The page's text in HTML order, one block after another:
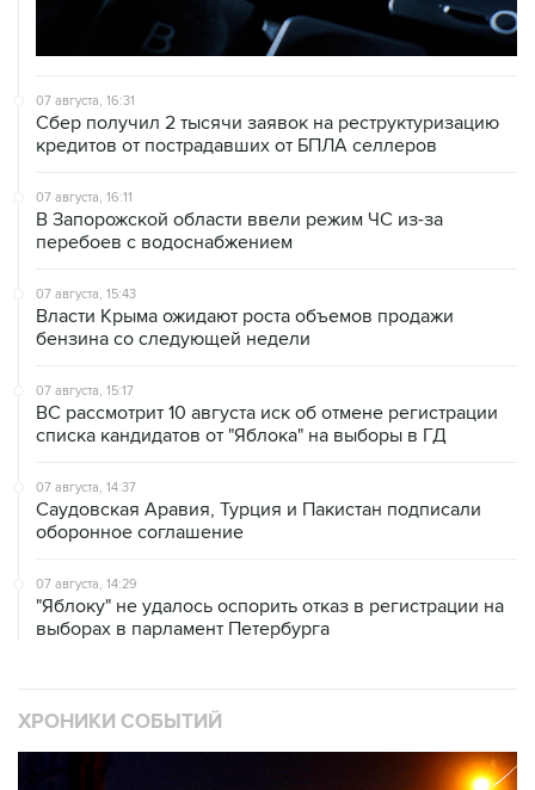
07 августа, 16:31
Сбер получил 2 тысячи заявок на реструктуризацию
кредитов от пострадавших от БПЛА селлеров
07 августа, 16:11
В Запорожской области ввели режим ЧС из-за
перебоев с водоснабжением
07 августа, 15:43
Власти Крыма ожидают роста объемов продажи
бензина со следующей недели
07 августа, 15:17
ВС рассмотрит 10 августа иск об отмене регистрации
списка кандидатов от "Яблока" на выборы в ГД
07 августа, 14:37
Саудовская Аравия, Турция и Пакистан подписали
оборонное соглашение
07 августа, 14:29
"Яблоку" не удалось оспорить отказ в регистрации на
выборах в парламент Петербурга
ХРОНИКИ СОБЫТИЙ